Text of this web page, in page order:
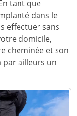
tant que
dans le
effectuer sans
domicile,
cheminée et son
par ailleurs un